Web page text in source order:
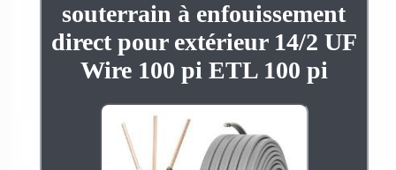
souterrain à enfouissement
direct pour extérieur 14/2 UF
Wire 100 pi ETL 100 pi